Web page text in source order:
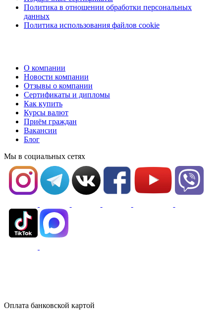
Политика в отношении обработки персональных
данных
Политика использования файлов cookie
О компании
Новости компании
Отзывы о компании
Сертификаты и дипломы
Как купить
Курсы валют
Приём граждан
Вакансии
Блог
Мы в социальных сетях
Оплата банковской картой